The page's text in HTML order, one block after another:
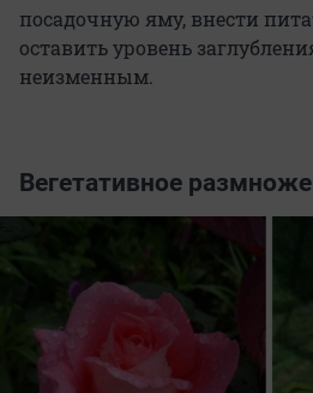
посадочную яму, внести
оставить уровень
неизменным.
Вегетативное